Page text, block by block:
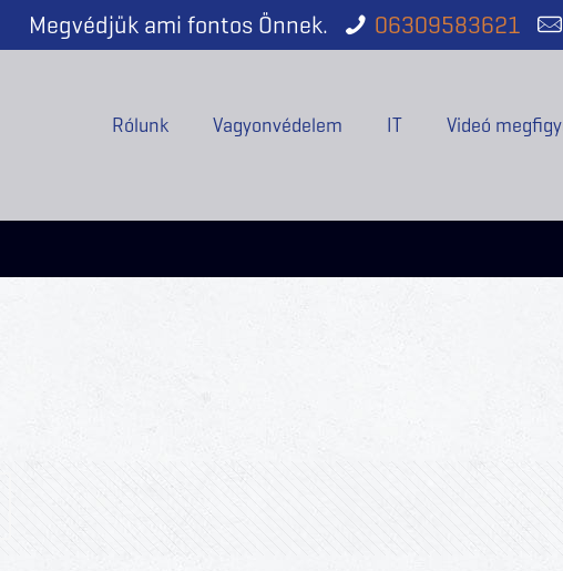
Megvédjük ami fontos Önnek. 06309583621
Rólunk Vagyonvédelem IT Videó